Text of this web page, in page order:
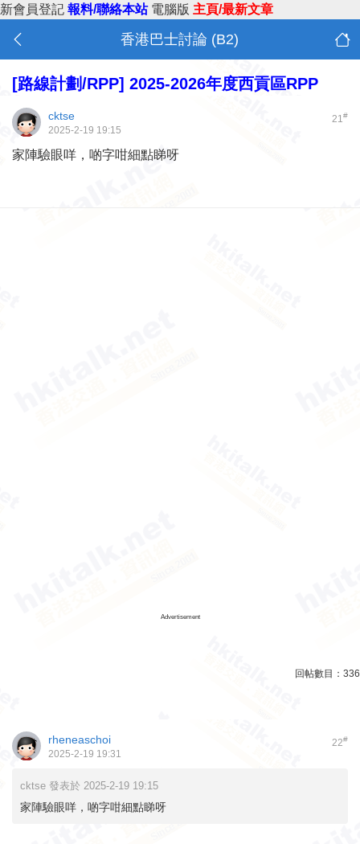
新會員登記 報料/聯絡本站 電腦版 主頁/最新文章
香港巴士討論 (B2)
[路線計劃/RPP] 2025-2026年度西貢區RPP
21#
cktse
2025-2-19 19:15
家陣驗眼咩，啲字咁細點睇呀
Advertisement
回帖數目： 336
22#
rheneaschoi
2025-2-19 19:31
cktse 發表於 2025-2-19 19:15
家陣驗眼咩，啲字咁細點睇呀